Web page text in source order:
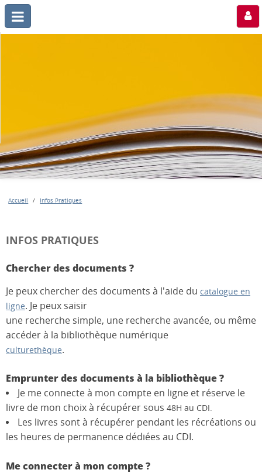
Accueil Infos Pratiques
INFOS PRATIQUES
Chercher des documents ?
Je peux chercher des documents à l'aide du catalogue en
ligne. Je peux saisir
une recherche simple, une recherche avancée, ou même
accéder à la bibliothèque numérique
culturethèque.
Emprunter des documents à la bibliothèque ?
Je me connecte à mon compte en ligne et réserve le
livre de mon choix à récupérer sous 48H au CDI.
Les livres sont à récupérer pendant les récréations ou
les heures de permanence dédiées au CDI.
Me connecter à mon compte ?